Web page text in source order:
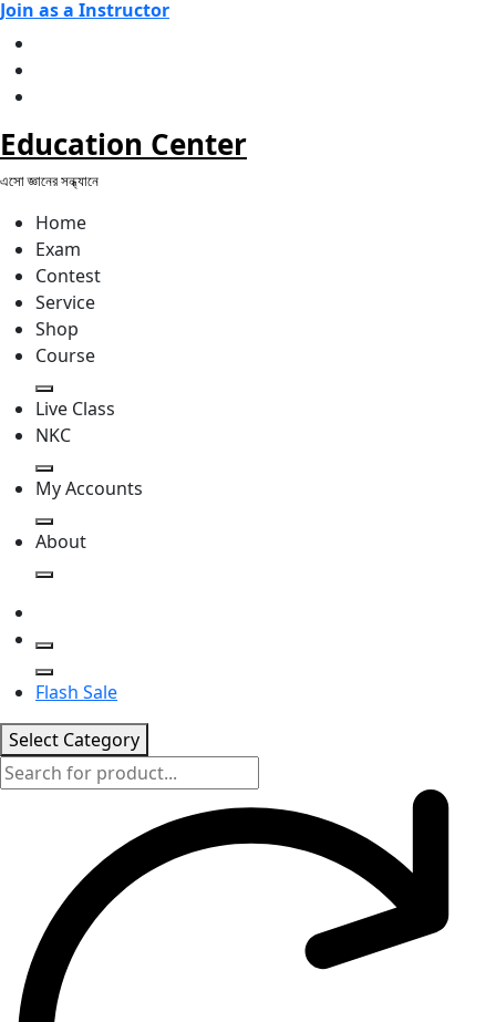
Skip
to
content
Join as a Instructor
Education Center
এসো জ্ঞানের সন্ধ্যানে
Home
Exam
Contest
Service
Shop
Course
Live Class
NKC
My Accounts
About
Flash Sale
Select Category